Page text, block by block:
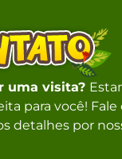
uma visita?
para você! Fale
detalhes por